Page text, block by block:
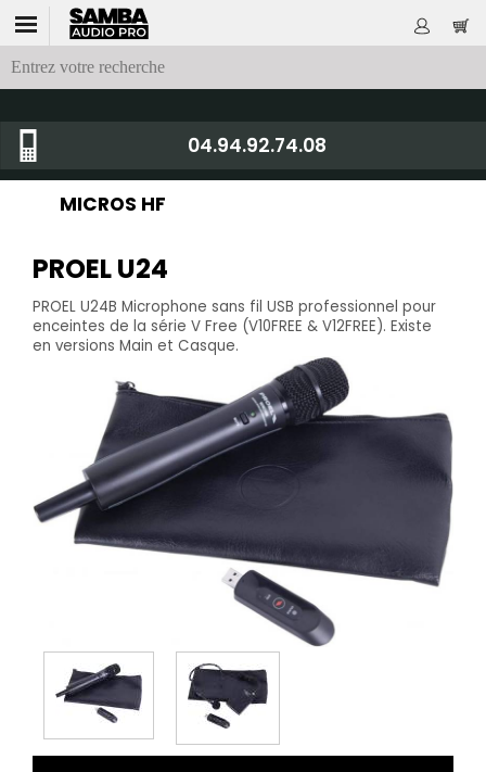
04.94.92.74.08
MICROS HF
PROEL U24
PROEL U24B Microphone sans fil USB professionnel pour
enceintes de la série V Free (V10FREE & V12FREE). Existe
en versions Main et Casque.